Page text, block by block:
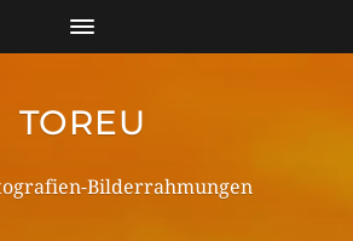
TOREU
Bilderrahmungen